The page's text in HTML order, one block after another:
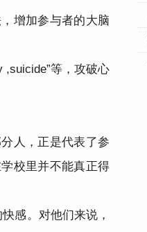
增加参与者的大脑
,suicide”等，攻破心
人，正是代表了参
校里并不能真正得
感。对他们来说，